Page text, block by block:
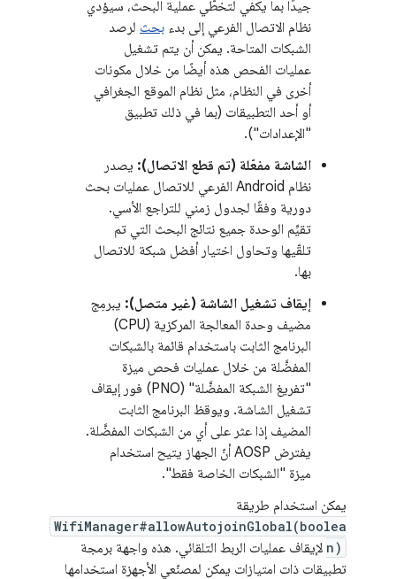
جيدًا بما يكفي لتخطّي عملية البحث، سيؤدي
نظام الاتصال الفرعي إلى بدء بحث لرصد
الشبكات المتاحة. يمكن أن يتم تشغيل
عمليات الفحص هذه أيضًا من خلال مكونات
أخرى في النظام، مثل نظام الموقع الجغرافي
أو أحد التطبيقات (بما في ذلك تطبيق
"الإعدادات").
الشاشة مفعّلة (تم قطع الاتصال): يصدر
نظام Android الفرعي للاتصال عمليات بحث
دورية وفقًا لجدول زمني للتراجع الأسي.
تقيِّم الوحدة جميع نتائج البحث التي تم
تلقّيها وتحاول اختيار أفضل شبكة للاتصال
بها.
إيقاف تشغيل الشاشة (غير متصل): يبرمِج
مضيف وحدة المعالجة المركزية (CPU)
البرنامج الثابت باستخدام قائمة بالشبكات
المفضَّلة من خلال عمليات فحص ميزة
"تفريغ الشبكة المفضَّلة" (PNO) فور إيقاف
تشغيل الشاشة. ويوقظ البرنامج الثابت
المضيف إذا عثر على أي من الشبكات المفضَّلة.
يفترض AOSP أنّ الجهاز يتيح استخدام
ميزة "الشبكات الخاصة فقط".
يمكن استخدام طريقة
WifiManager#allowAutojoinGlobal(boolea
n) لإيقاف عمليات الربط التلقائي. هذه واجهة برمجة
تطبيقات ذات امتيازات يمكن لمصنّعي الأجهزة استخدامها